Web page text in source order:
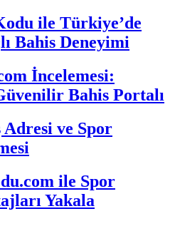
ile Türkiye’de
Bahis Deneyimi
İncelemesi:
Bahis Portalı
ve Spor
ile Spor
Yakala